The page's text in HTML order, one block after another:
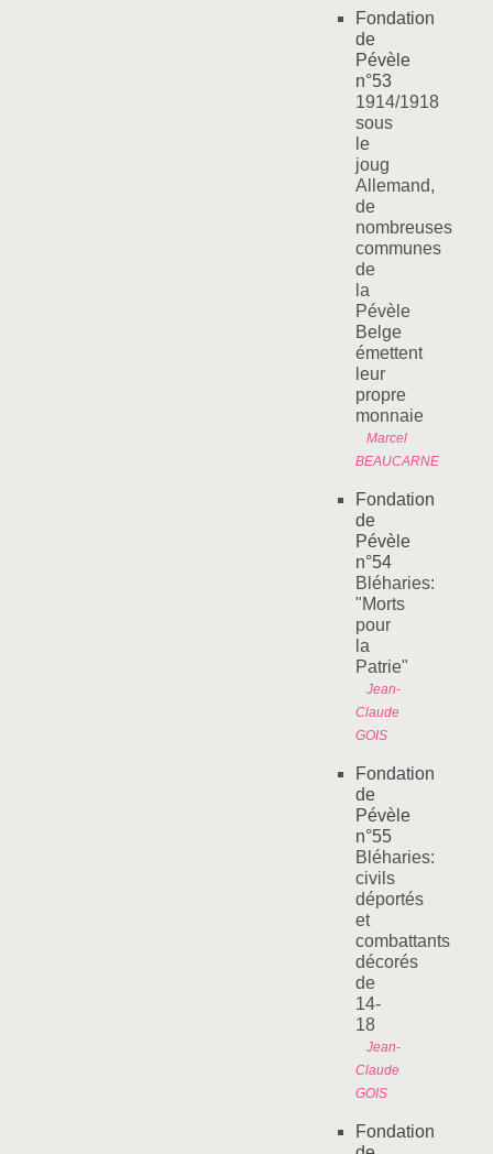
Fondation
de
Pévèle
n°53
1914/1918
sous
le
joug
Allemand,
de
nombreuses
communes
de
la
Pévèle
Belge
émettent
leur
propre
monnaie
Marcel
BEAUCARNE
Fondation
de
Pévèle
n°54
Bléharies:
"Morts
pour
la
Patrie"
Jean-
Claude
GOIS
Fondation
de
Pévèle
n°55
Bléharies:
civils
déportés
et
combattants
décorés
de
14-
18
Jean-
Claude
GOIS
Fondation